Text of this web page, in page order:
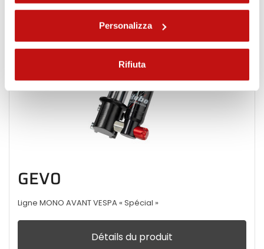
Personalizza
Rifiuta
GEV0
Ligne MONO AVANT VESPA « Spécial »
Détails du produit